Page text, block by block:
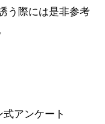
う際には是非参考
アンケート